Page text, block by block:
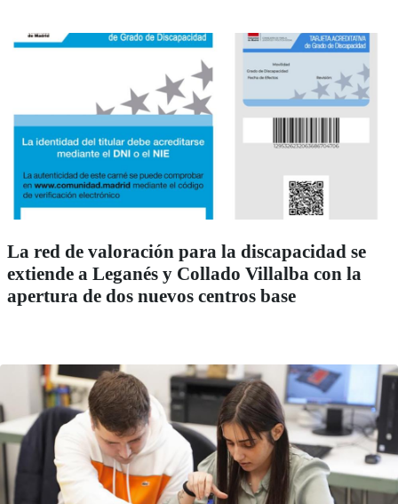
La red de valoración para la discapacidad se
extiende a Leganés y Collado Villalba con la
apertura de dos nuevos centros base